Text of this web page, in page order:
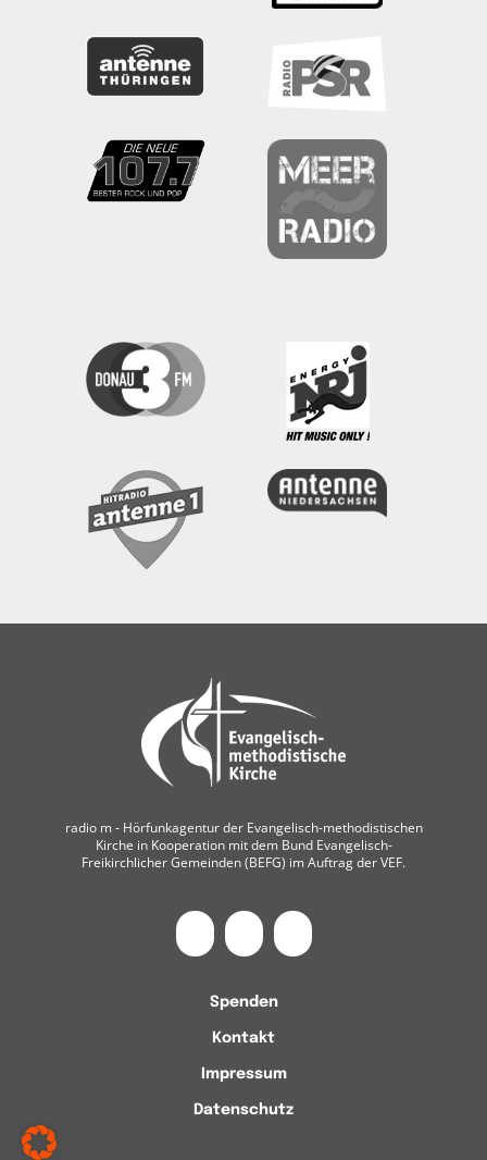
radio m ‐ Hörfunkagentur der Evangelisch-methodistischen
Kirche in Kooperation mit dem Bund Evangelisch-
Freikirchlicher Gemeinden (BEFG) im Auftrag der VEF.
Spenden
Kontakt
Impressum
Datenschutz